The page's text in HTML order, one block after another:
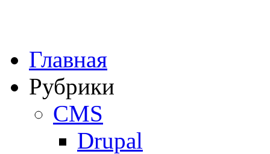
Главная
Рубрики
CMS
Drupal